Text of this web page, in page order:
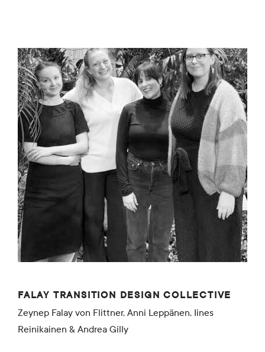
FALAY TRANSITION DESIGN COLLECTIVE
Zeynep Falay von Flittner, Anni Leppänen, Iines
Reinikainen & Andrea Gilly